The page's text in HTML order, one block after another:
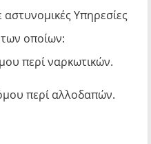
Υπηρεσίες
οποίων:
περί ναρκωτικών.
περί αλλοδαπών.